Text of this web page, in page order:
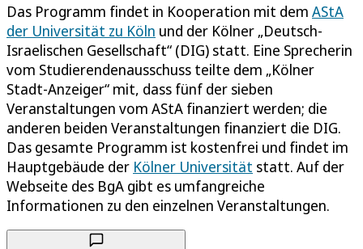
Das Programm findet in Kooperation mit dem AStA
der Universität zu Köln und der Kölner „Deutsch-
Israelischen Gesellschaft“ (DIG) statt. Eine Sprecherin
vom Studierendenausschuss teilte dem „Kölner
Stadt-Anzeiger“ mit, dass fünf der sieben
Veranstaltungen vom AStA finanziert werden; die
anderen beiden Veranstaltungen finanziert die DIG.
Das gesamte Programm ist kostenfrei und findet im
Hauptgebäude der Kölner Universität statt. Auf der
Webseite des BgA gibt es umfangreiche
Informationen zu den einzelnen Veranstaltungen.